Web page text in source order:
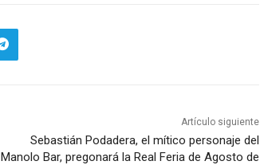
Artículo siguiente
Sebastián Podadera, el mítico personaje del
Manolo Bar, pregonará la Real Feria de Agosto de